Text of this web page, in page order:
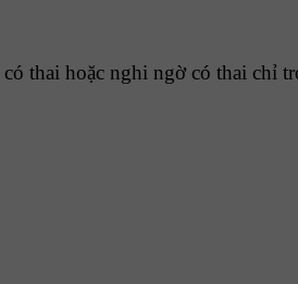
thai hoặc nghi ngờ có thai chỉ